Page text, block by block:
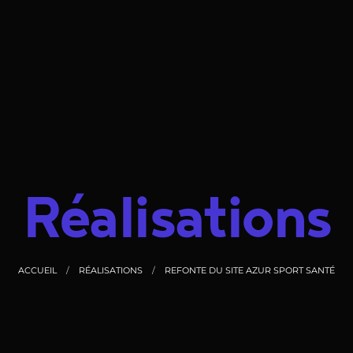
Réalisations
ACCUEIL RÉALISATIONS REFONTE DU SITE AZUR SPORT SANTÉ